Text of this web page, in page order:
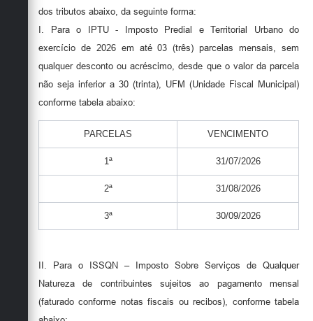
dos tributos abaixo, da seguinte forma:
I. Para o IPTU - Imposto Predial e Territorial Urbano do
exercício de 2026 em até 03 (três) parcelas mensais, sem
qualquer desconto ou acréscimo, desde que o valor da parcela
não seja inferior a 30 (trinta), UFM (Unidade Fiscal Municipal)
conforme tabela abaixo:
PARCELAS VENCIMENTO
1ª 31/07/2026
2ª 31/08/2026
3ª 30/09/2026
II. Para o ISSQN – Imposto Sobre Serviços de Qualquer
Natureza de contribuintes sujeitos ao pagamento mensal
(faturado conforme notas fiscais ou recibos), conforme tabela